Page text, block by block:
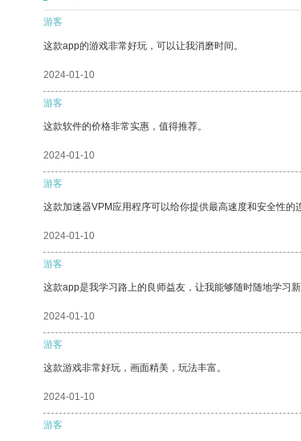
游客
这款app的游戏非常好玩，可以让我消磨时间。
2024-01-10
游客
这款软件的价格非常实惠，值得推荐。
2024-01-10
游客
这款加速器VPM应用程序可以给你提供最高速度和安全性的
2024-01-10
游客
这款app是我学习路上的良师益友，让我能够随时随地学习新
2024-01-10
游客
这款游戏非常好玩，画面精美，玩法丰富。
2024-01-10
游客